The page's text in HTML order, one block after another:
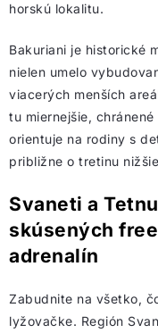
horskú lokalitu.
Bakuriani je historické
nielen umelo
viacerých menších
tu miernejšie,
orientuje na rodiny s
približne o tretinu
Svaneti a
skúsených
adrenalín
Zabudnite na všetko,
lyžovačke. Región